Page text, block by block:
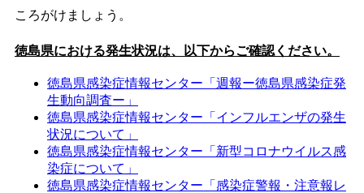
ころがけましょう。
徳島県における発生状況は、以下からご確認ください。
徳島県感染症情報センター「週報ー徳島県感染症発
生動向調査ー」
徳島県感染症情報センター「インフルエンザの発生
状況について」
徳島県感染症情報センター「新型コロナウイルス感
染症について」
徳島県感染症情報センター「感染症警報・注意報レ